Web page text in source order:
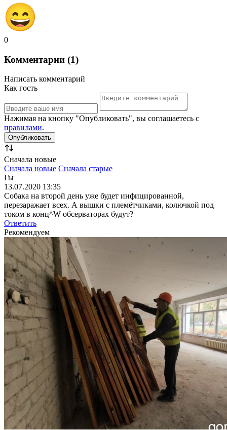
0
Комментарии (1)
Написать комментарий
Как гость
Нажимая на кнопку "Опубликовать", вы соглашаетесь с
правилами.
Сначала новые
Сначала новые Сначала старые
Гы
13.07.2020 13:35
Собака на второй день уже будет инфицированной,
перезаражает всех. А вышки с племётчиками, колючкой под
током в конц^W обсерваторах будут?
Ответить
Рекомендуем